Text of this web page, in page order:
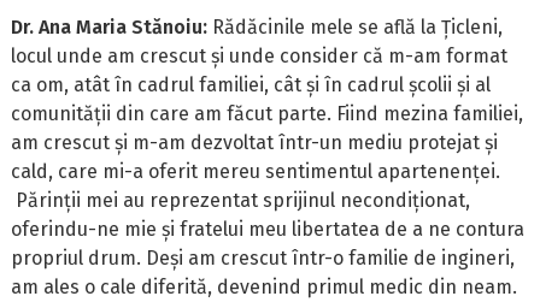
Dr. Ana Maria Stănoiu: Rădăcinile mele se află la Țicleni,
locul unde am crescut și unde consider că m-am format
ca om, atât în cadrul familiei, cât și în cadrul școlii și al
comunității din care am făcut parte. Fiind mezina familiei,
am crescut și m-am dezvoltat într-un mediu protejat și
cald, care mi-a oferit mereu sentimentul apartenenței.
Părinții mei au reprezentat sprijinul necondiționat,
oferindu-ne mie și fratelui meu libertatea de a ne contura
propriul drum. Deși am crescut într-o familie de ingineri,
am ales o cale diferită, devenind primul medic din neam.